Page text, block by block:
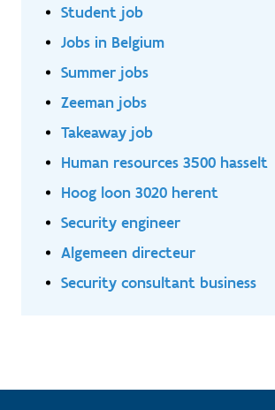
Student job
Jobs in Belgium
Summer jobs
Zeeman jobs
Takeaway job
Human resources 3500 hasselt
Hoog loon 3020 herent
Security engineer
Algemeen directeur
Security consultant business